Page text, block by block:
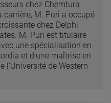
chez Chemtura
M. Puri a occupé
chez Delphi
M. Puri est titulaire
une spécialisation en
et d'une maîtrise en
l'Université de Western